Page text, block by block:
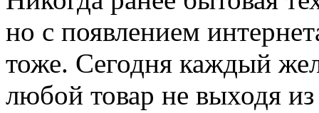
но с появлением
тоже. Сегодня каждый
любой товар не выходя